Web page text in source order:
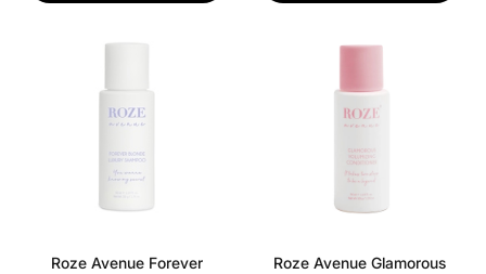
Roze Avenue Forever
Roze Avenue Glamorous